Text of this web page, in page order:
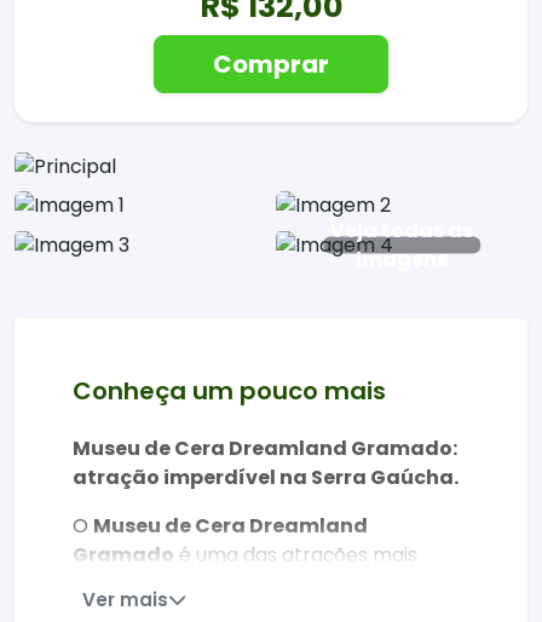
Comprar
Veja todas as
imagens
Conheça um pouco mais
Museu de Cera Dreamland Gramado:
atração imperdível na Serra Gaúcha.
O Museu de Cera Dreamland
Gramado é uma das atrações mais
famosas da Serra Gaúcha, com mais de
100 estátuas realistas em tamanho real.
Ver mais